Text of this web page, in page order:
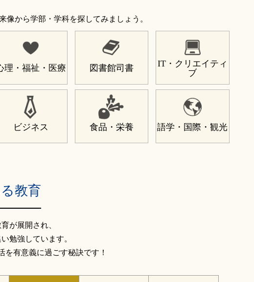
像から学部・学科を探してみましょう。
理・福祉・ 医療 図書館司書 IT・ クリエイティ
ブ
ビジネス 食品・栄養 語学・国際・観光
教育
が展開され、
勉強しています。
有意義に過ごす秘訣です！